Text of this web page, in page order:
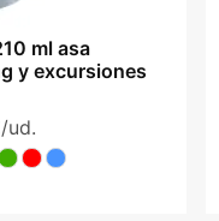
ml asa
y excursiones
ud.